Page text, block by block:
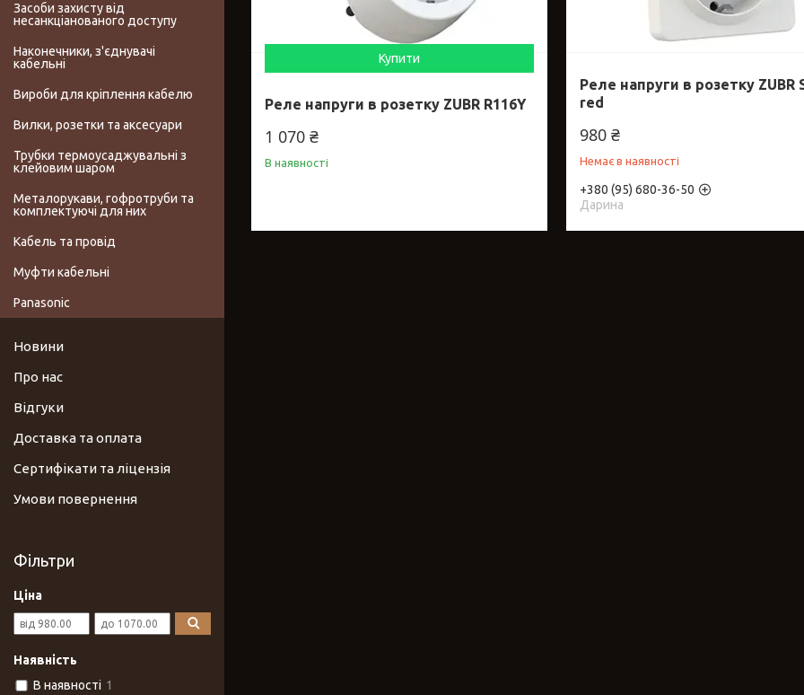
Купити
Реле напруги в розетку ZUBR R116Y
1 070 ₴
В наявності
Реле напруги в розетку ZUBR
red
980 ₴
Немає в наявності
+380 (95) 680-36-50
Дарина
Засоби захисту від
несанкціанованого доступу
Наконечники, з'єднувачі
кабельні
Вироби для кріплення кабелю
Вилки, розетки та аксесуари
Трубки термоусаджувальні з
клейовим шаром
Металорукави, гофротруби та
комплектуючі для них
Кабель та провід
Муфти кабельні
Panasonic
Новини
Про нас
Відгуки
Доставка та оплата
Сертифікати та ліцензія
Умови повернення
Фільтри
Ціна
Наявність
В наявності 1